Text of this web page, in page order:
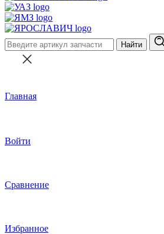
Найти
Главная
Войти
Сравнение
Избранное